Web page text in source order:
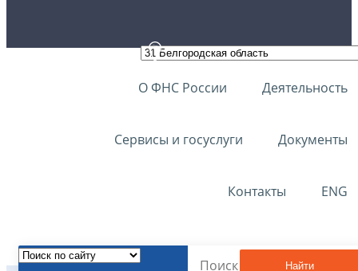
О ФНС России Деятельность
Сервисы и госуслуги Документы
Контакты ENG
Найти